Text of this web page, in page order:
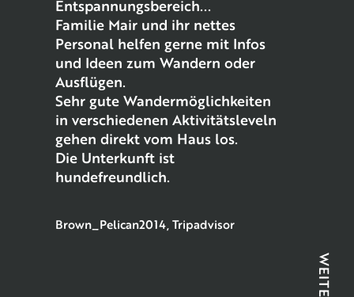
Entspannungsbereich...
Familie Mair und ihr nettes
Personal helfen gerne mit Infos
und Ideen zum Wandern oder
Ausflügen.
Sehr gute Wandermöglichkeiten
in verschiedenen Aktivitätsleveln
gehen direkt vom Haus los.
Die Unterkunft ist
hundefreundlich.
Brown_Pelican2014, Tripadvisor
WEITER